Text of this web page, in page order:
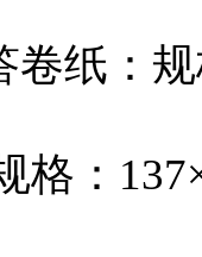
卷纸：
格：